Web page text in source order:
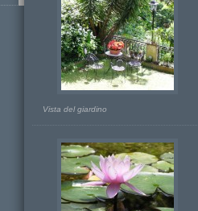
Vista del giardino